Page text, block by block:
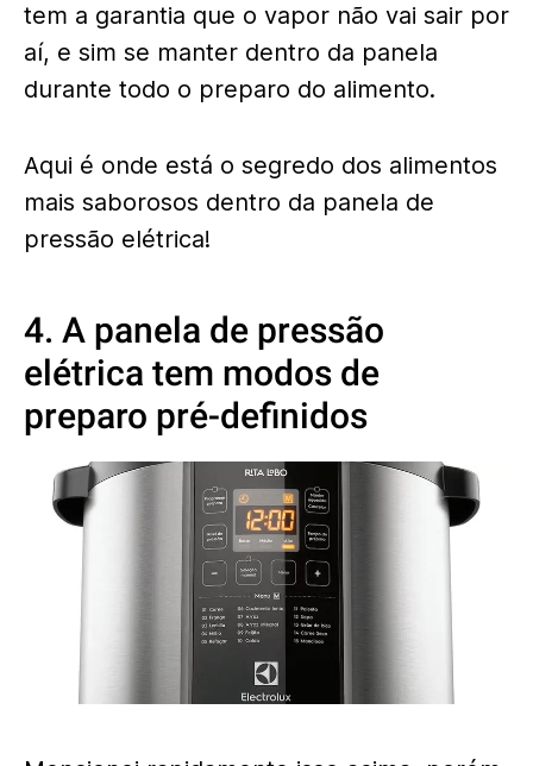
tem a garantia que o vapor não vai sair por
aí, e sim se manter dentro da panela
durante todo o preparo do alimento.
Aqui é onde está o segredo dos alimentos
mais saborosos dentro da panela de
pressão elétrica!
4. A panela de pressão
elétrica tem modos de
preparo pré-definidos